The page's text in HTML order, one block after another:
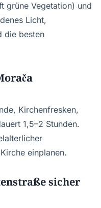
grüne Vegetation) und
Licht,
die besten
Kirchenfresken,
1,5–2 Stunden.
einplanen.
sicher